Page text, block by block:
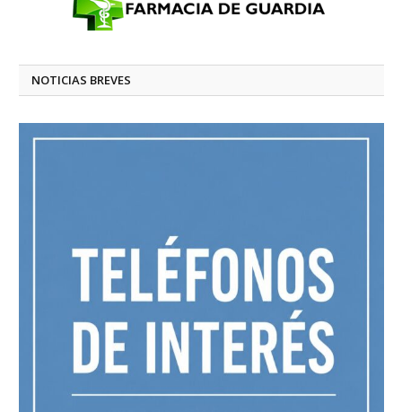
NOTICIAS BREVES